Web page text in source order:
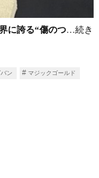
に誇る“傷のつ…続き
ン マジックゴールド